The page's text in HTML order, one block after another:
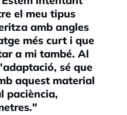
el meu tipus
amb angles
més curt i que
a mi també. Al
sé que
aquest material
paciència,